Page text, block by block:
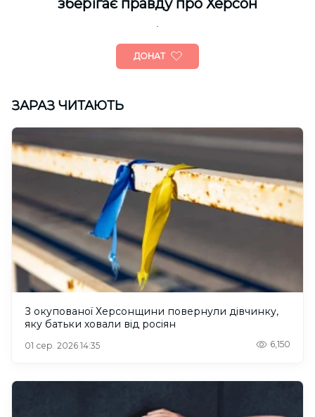
зберігає правду про Херсон
ДОНАТ
ЗАРАЗ ЧИТАЮТЬ
З окупованої Херсонщини повернули дівчинку,
яку батьки ховали від росіян
01 сер. 2026 14:35 6,150